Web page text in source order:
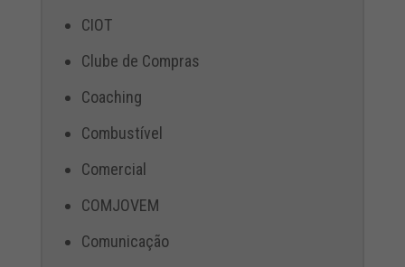
CIOT
Clube de Compras
Coaching
Combustível
Comercial
COMJOVEM
Comunicação